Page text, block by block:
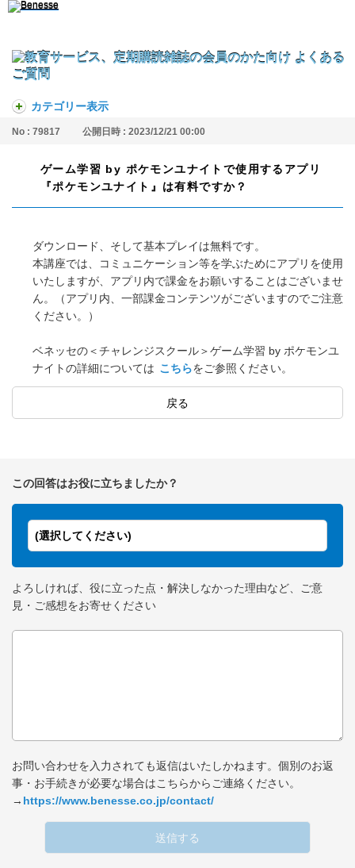
カテゴリー表示
No : 79817 公開日時 : 2023/12/21 00:00
ゲーム学習 by ポケモンユナイトで使用するアプリ
『ポケモンユナイト』は有料ですか？
ダウンロード、そして基本プレイは無料です。
本講座では、コミュニケーション等を学ぶためにアプリを使用
いたしますが、アプリ内で課金をお願いすることはございませ
ん。（アプリ内、一部課金コンテンツがございますのでご注意
ください。）
ベネッセの＜チャレンジスクール＞ゲーム学習 by ポケモンユ
ナイトの詳細については こちらをご参照ください。
戻る
この回答はお役に立ちましたか？
(選択してください)
よろしければ、役に立った点・解決しなかった理由など、ご意
見・ご感想をお寄せください
お問い合わせを入力されても返信はいたしかねます。個別のお返
事・お手続きが必要な場合はこちらからご連絡ください。
→ https://www.benesse.co.jp/contact/
送信する